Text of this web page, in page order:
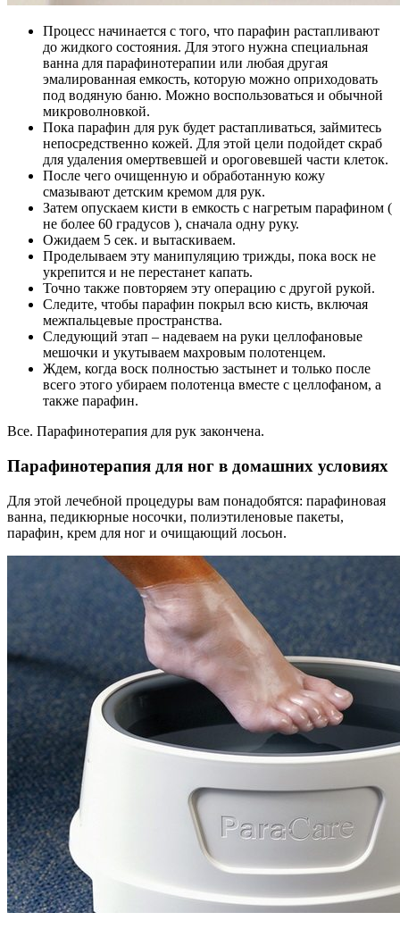
Процесс начинается с того, что парафин растапливают
до жидкого состояния. Для этого нужна специальная
ванна для парафинотерапии или любая другая
эмалированная емкость, которую можно оприходовать
под водяную баню. Можно воспользоваться и обычной
микроволновкой.
Пока парафин для рук будет растапливаться, займитесь
непосредственно кожей. Для этой цели подойдет скраб
для удаления омертвевшей и ороговевшей части клеток.
После чего очищенную и обработанную кожу
смазывают детским кремом для рук.
Затем опускаем кисти в емкость с нагретым парафином (
не более 60 градусов ), сначала одну руку.
Ожидаем 5 сек. и вытаскиваем.
Проделываем эту манипуляцию трижды, пока воск не
укрепится и не перестанет капать.
Точно также повторяем эту операцию с другой рукой.
Следите, чтобы парафин покрыл всю кисть, включая
межпальцевые пространства.
Следующий этап – надеваем на руки целлофановые
мешочки и укутываем махровым полотенцем.
Ждем, когда воск полностью застынет и только после
всего этого убираем полотенца вместе с целлофаном, а
также парафин.
Все. Парафинотерапия для рук закончена.
Парафинотерапия для ног в домашних условиях
Для этой лечебной процедуры вам понадобятся: парафиновая
ванна, педикюрные носочки, полиэтиленовые пакеты,
парафин, крем для ног и очищающий лосьон.